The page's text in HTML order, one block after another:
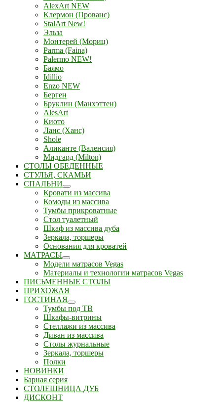
AlexArt NEW
Клермон (Прованс)
StalArt New!
Эльза
Монтерей (Мориц)
Parma (Faina)
Palermo NEW!
Баямо
Idillio
Enzo NEW
Берген
Бруклин (Манхэттен)
AlesArt
Киото
Ланс (Ханс)
Shole
Аликанте (Валенсия)
Мидгард (Milton)
СТОЛЫ ОБЕДЕННЫЕ
СТУЛЬЯ, СКАМЬИ
СПАЛЬНИ
Кровати из массива
Комоды из массива
Тумбы прикроватные
Стол туалетный
Шкаф из массива дуба
Зеркала, торшеры
Основания для кроватей
МАТРАСЫ
Модели матрасов Vegas
Материалы и технологии матрасов Vegas
ПИСЬМЕННЫЕ СТОЛЫ
ПРИХОЖАЯ
ГОСТИНАЯ
Тумбы под ТВ
Шкафы-витрины
Стеллажи из массива
Диван из массива
Столы журнальные
Зеркала, торшеры
Полки
НОВИНКИ
Барная серия
СТОЛЕШНИЦА ДУБ
ДИСКОНТ